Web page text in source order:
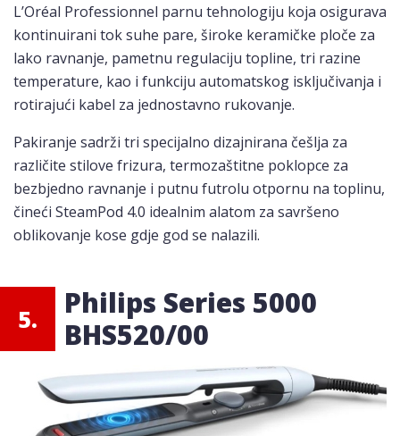
L’Oréal Professionnel parnu tehnologiju koja osigurava
kontinuirani tok suhe pare, široke keramičke ploče za
lako ravnanje, pametnu regulaciju topline, tri razine
temperature, kao i funkciju automatskog isključivanja i
rotirajući kabel za jednostavno rukovanje.
Pakiranje sadrži tri specijalno dizajnirana češlja za
različite stilove frizura, termozaštitne poklopce za
bezbjedno ravnanje i putnu futrolu otpornu na toplinu,
čineći SteamPod 4.0 idealnim alatom za savršeno
oblikovanje kose gdje god se nalazili.
5.
Philips Series 5000
BHS520/00